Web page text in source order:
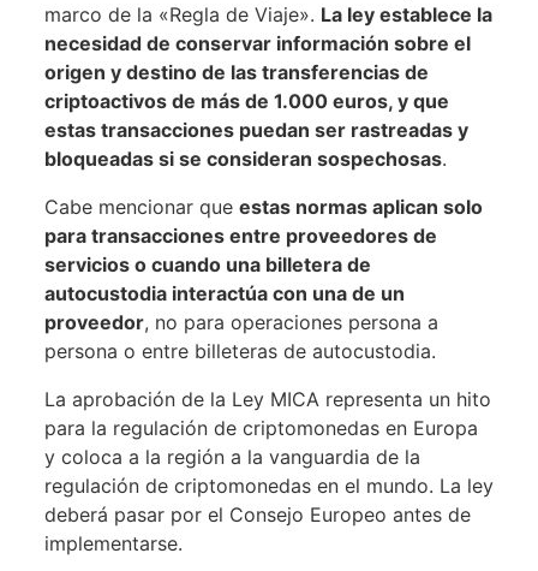
marco de la «Regla de Viaje». La ley establece la
necesidad de conservar información sobre el
origen y destino de las transferencias de
criptoactivos de más de 1.000 euros, y que
estas transacciones puedan ser rastreadas y
bloqueadas si se consideran sospechosas.
Cabe mencionar que estas normas aplican solo
para transacciones entre proveedores de
servicios o cuando una billetera de
autocustodia interactúa con una de un
proveedor, no para operaciones persona a
persona o entre billeteras de autocustodia.
La aprobación de la Ley MICA representa un hito
para la regulación de criptomonedas en Europa
y coloca a la región a la vanguardia de la
regulación de criptomonedas en el mundo. La ley
deberá pasar por el Consejo Europeo antes de
implementarse.